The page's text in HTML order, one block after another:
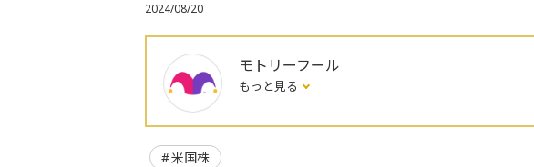
2024/08/20
モトリーフール
もっと見る
米国株